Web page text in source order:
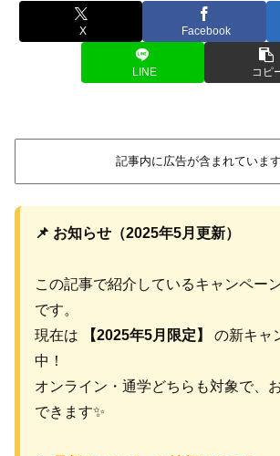
X Facebook
LINE コピ
記事内に広告が含まれています
📌 お知らせ（2025年5月更新）
この記事で紹介しているキャンペー
です。
現在は
【2025年5月限定】
の新キャ
中！
オンライン・通学どちらも対象で、
できます✨